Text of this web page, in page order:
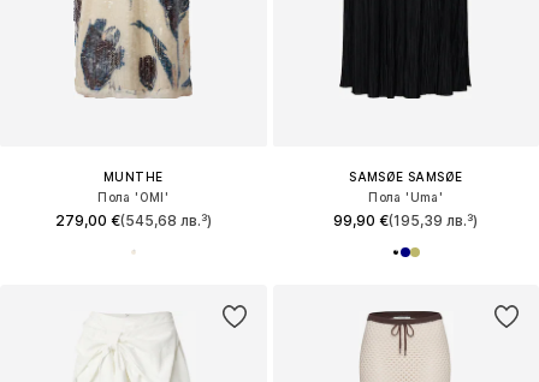
MUNTHE
Пола 'OMI'
279,00 €(545,68 лв.³)
SAMSØE SAMSØE
Пола 'Uma'
99,90 €(195,39 лв.³)